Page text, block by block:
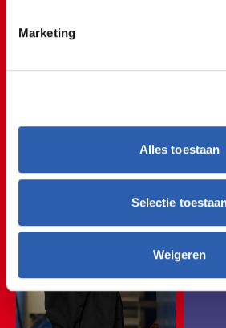
Marketing
Alles toestaan
Selectie
Weigeren